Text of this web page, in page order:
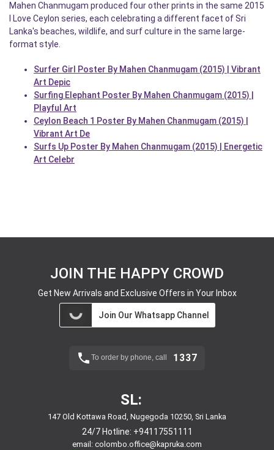
Mahen Chanmugam produced four other prints in the same 2015
I Love Ceylon series, each celebrating a different facet of Sri
Lanka's beaches, wildlife, and surf culture in the same large-
format style.
Surfer Girl Poster By Mahen Chanmugam (2015) | Vibrant
Art Depic
Surfing Elephant Poster By Mahen Chanmugam (2015) |
Playful Art
Ceylon Beach 1 Poster By Mahen Chanmugam (2015) |
Vibrant Art De
Surfs Up Poster By Mahen Chanmugam (2015) | Energetic
Art Celebr
JOIN THE HAPPY CROWD
Get New Arrivals and Exclusive Offers in Your Inbox
Join Our Whatsapp Channel
To order by phone, call 1337
SL:
147 Old Kottawa Road, Nugegoda 10250, Sri Lanka
24/7 Hotline: +94117551111
email: colombo.office@kapruka.com